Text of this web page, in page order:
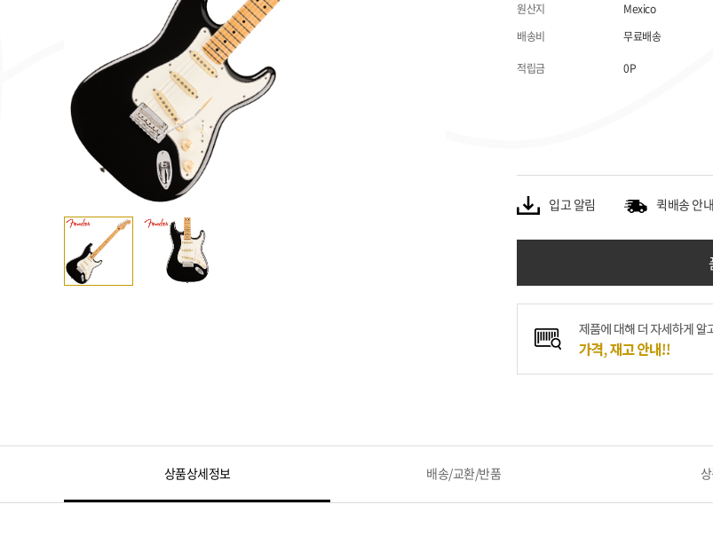
원산지
Mexico
배송비
무료배송
적립금
0P
입고 알림 퀵배송 안내
상품상세정보 배송/교환/반품